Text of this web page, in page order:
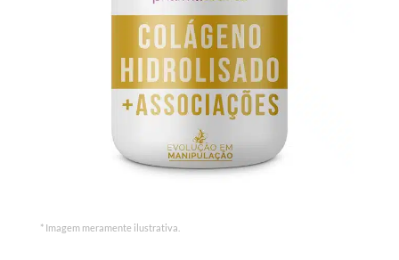
* Imagem meramente ilustrativa.